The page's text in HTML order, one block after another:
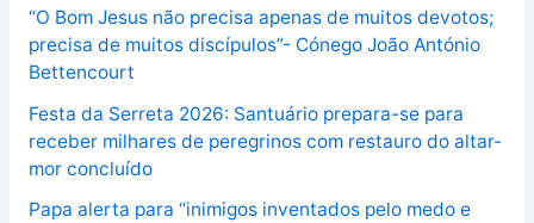
“O Bom Jesus não precisa apenas de muitos devotos;
precisa de muitos discípulos”- Cónego João António
Bettencourt
Festa da Serreta 2026: Santuário prepara-se para
receber milhares de peregrinos com restauro do altar-
mor concluído
Papa alerta para “inimigos inventados pelo medo e